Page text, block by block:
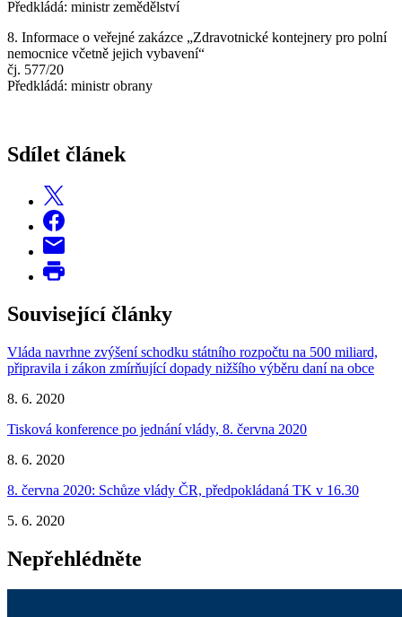
Předkládá: ministr zemědělství
8. Informace o veřejné zakázce „Zdravotnické kontejnery pro polní
nemocnice včetně jejich vybavení“
čj. 577/20
Předkládá: ministr obrany
Sdílet článek
Související články
Vláda navrhne zvýšení schodku státního rozpočtu na 500 miliard,
připravila i zákon zmírňující dopady nižšího výběru daní na obce
8. 6. 2020
Tisková konference po jednání vlády, 8. června 2020
8. 6. 2020
8. června 2020: Schůze vlády ČR, předpokládaná TK v 16.30
5. 6. 2020
Nepřehlédněte